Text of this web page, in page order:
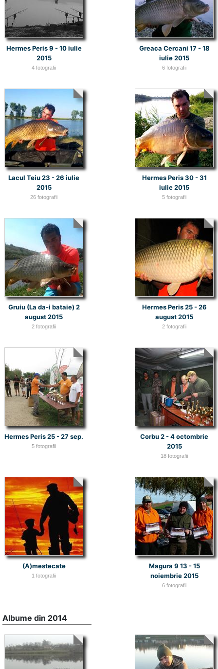
Hermes Peris 9 - 10 iulie
2015
4 fotografii
Greaca Cercani 17 - 18
iulie 2015
6 fotografii
Lacul Teiu 23 - 26 iulie
2015
26 fotografii
Hermes Peris 30 - 31
iulie 2015
5 fotografii
Gruiu (La da-i bataie) 2
august 2015
2 fotografii
Hermes Peris 25 - 26
august 2015
2 fotografii
Hermes Peris 25 - 27 sep.
5 fotografii
Corbu 2 - 4 octombrie
2015
18 fotografii
(A)mestecate
1 fotografii
Magura 9 13 - 15
noiembrie 2015
6 fotografii
Albume din 2014